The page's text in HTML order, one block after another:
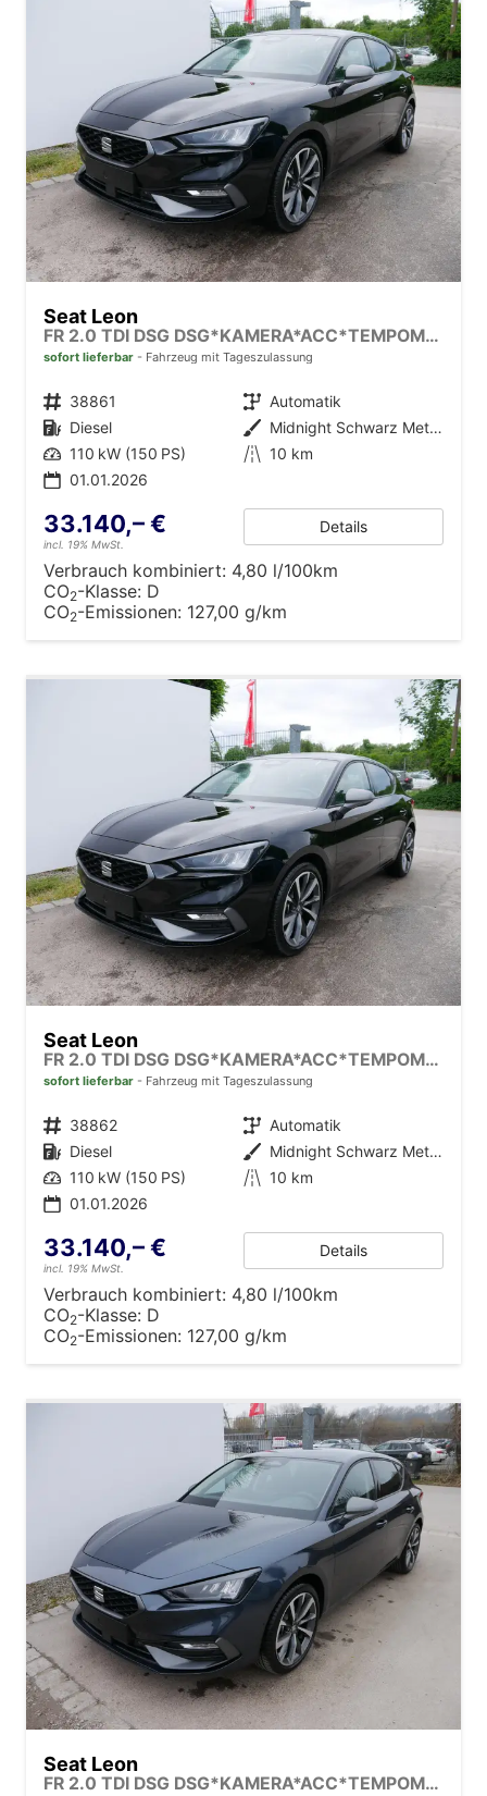
Seat Leon
FR 2.0 TDI DSG DSG*KAMERA*ACC*TEMPOMAT*NAVI*3-ZONE KLIMAAUTOMATIK*VIRTUAL COCKPIT*
sofort lieferbar Fahrzeug mit Tageszulassung
Fahrzeugnr. 38861 Getriebe Automatik
Kraftstoff Diesel Außenfarbe
Midnight Schwarz Metallic
Leistung 110 kW (150 PS) Kilometerstand 10 km
01.01.2026
33.140,– €
incl. 19% MwSt.
Details
Verbrauch kombiniert: 4,80 l/100km
CO2-Klasse: D
CO2-Emissionen: 127,00 g/km
Seat Leon
FR 2.0 TDI DSG DSG*KAMERA*ACC*TEMPOMAT*NAVI*3-ZONE KLIMAAUTOMATIK*VIRTUAL COCKPIT*
sofort lieferbar Fahrzeug mit Tageszulassung
Fahrzeugnr. 38862 Getriebe Automatik
Kraftstoff Diesel Außenfarbe
Midnight Schwarz Metallic
Leistung 110 kW (150 PS) Kilometerstand 10 km
01.01.2026
33.140,– €
incl. 19% MwSt.
Details
Verbrauch kombiniert: 4,80 l/100km
CO2-Klasse: D
CO2-Emissionen: 127,00 g/km
Seat Leon
FR 2.0 TDI DSG DSG*KAMERA*ACC*TEMPOMAT*NAVI*3-ZONE KLIMAAUTOMATIK*VIRTUAL COCKPIT*